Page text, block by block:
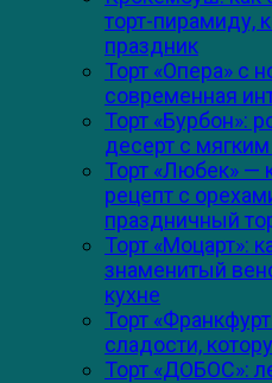
торт-пирамиду,
праздник
Торт «Опера» с
современная
Торт «Бурбон»:
десерт с
Торт «Любек» —
рецепт с
праздничный
Торт «Моцарт»:
знаменитый
кухне
Торт
сладости,
Торт «ДОБОС»: